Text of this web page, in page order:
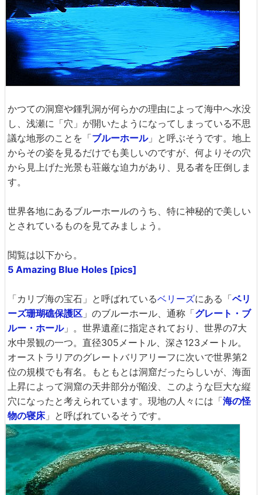
かつての洞窟や鍾乳洞が何らかの理由によって海中へ水没
し、浅瀬に「穴」が開いたようになってしまっている不思
議な地形のことを「ブルーホール」と呼ぶそうです。地上
からその姿を見るだけでも美しいのですが、何よりその穴
から見上げた光景も荘厳な迫力があり、見る者を圧倒しま
す。
世界各地にあるブルーホールのうち、特に神秘的で美しい
とされているものを見てみましょう。
閲覧は以下から。
5 Amazing Blue Holes [pics]
「カリブ海の宝石」と呼ばれているベリーズにある「ベリ
ーズ珊瑚礁保護区 」のブルーホール、通称「グレート・ブ
ルー・ホール」。世界遺産に指定されており、世界の7大
水中景観の一つ。直径305メートル、深さ123メートル。
オーストラリアのグレートバリアリーフに次いで世界第2
位の規模でも有名。もともとは洞窟だったらしいが、海面
上昇によって洞窟の天井部分が陥没、このような巨大な縦
穴になったと考えられています。現地の人々には「海の怪
物の寝床」と呼ばれているそうです。